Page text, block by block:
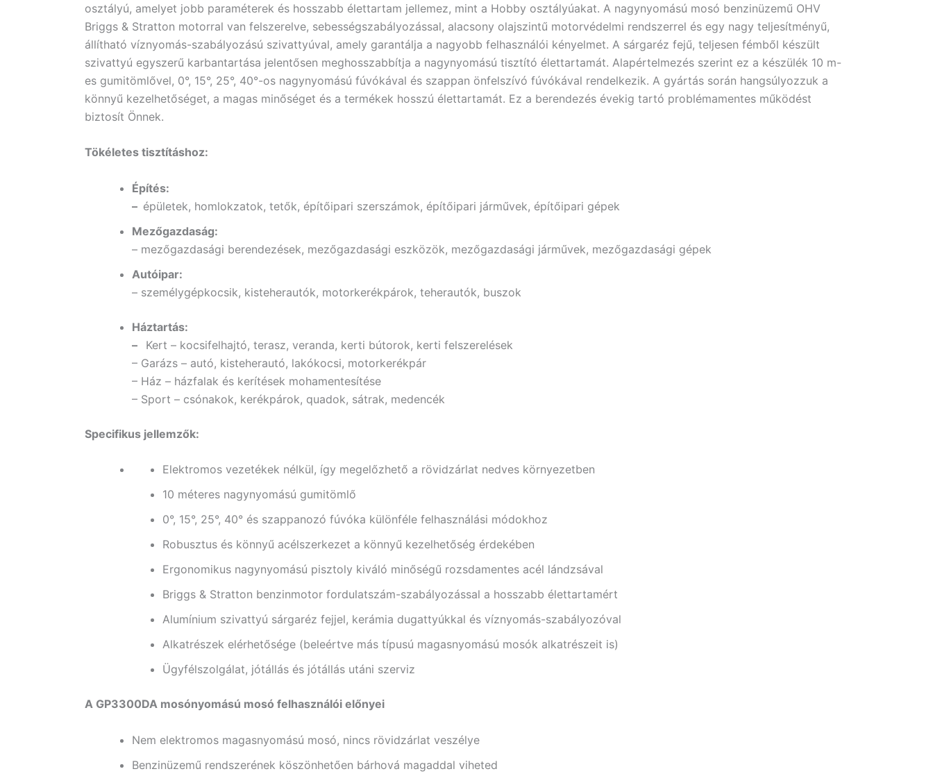
osztályú, amelyet jobb paraméterek és hosszabb élettartam jellemez, mint a Hobby osztályúakat. A nagynyomású mosó benzinüzemű OHV
Briggs & Stratton motorral van felszerelve, sebességszabályozással, alacsony olajszintű motorvédelmi rendszerrel és egy nagy teljesítményű,
állítható víznyomás-szabályozású szivattyúval, amely garantálja a nagyobb felhasználói kényelmet. A sárgaréz fejű, teljesen fémből készült
szivattyú egyszerű karbantartása jelentősen meghosszabbítja a nagynyomású tisztító élettartamát. Alapértelmezés szerint ez a készülék 10 m-
es gumitömlővel, 0°, 15°, 25°, 40°-os nagynyomású fúvókával és szappan önfelszívó fúvókával rendelkezik. A gyártás során hangsúlyozzuk a
könnyű kezelhetőséget, a magas minőséget és a termékek hosszú élettartamát. Ez a berendezés évekig tartó problémamentes működést
biztosít Önnek.
Tökéletes tisztításhoz:
Építés:
– épületek, homlokzatok, tetők, építőipari szerszámok, építőipari járművek, építőipari gépek
Mezőgazdaság:
– mezőgazdasági berendezések, mezőgazdasági eszközök, mezőgazdasági járművek, mezőgazdasági gépek
Autóipar:
– személygépkocsik, kisteherautók, motorkerékpárok, teherautók, buszok
Háztartás:
– Kert – kocsifelhajtó, terasz, veranda, kerti bútorok, kerti felszerelések
– Garázs – autó, kisteherautó, lakókocsi, motorkerékpár
– Ház – házfalak és kerítések mohamentesítése
– Sport – csónakok, kerékpárok, quadok, sátrak, medencék
Specifikus jellemzők:
Elektromos vezetékek nélkül, így megelőzhető a rövidzárlat nedves környezetben
10 méteres nagynyomású gumitömlő
0°, 15°, 25°, 40° és szappanozó fúvóka különféle felhasználási módokhoz
Robusztus és könnyű acélszerkezet a könnyű kezelhetőség érdekében
Ergonomikus nagynyomású pisztoly kiváló minőségű rozsdamentes acél lándzsával
Briggs & Stratton benzinmotor fordulatszám-szabályozással a hosszabb élettartamért
Alumínium szivattyú sárgaréz fejjel, kerámia dugattyúkkal és víznyomás-szabályozóval
Alkatrészek elérhetősége (beleértve más típusú magasnyomású mosók alkatrészeit is)
Ügyfélszolgálat, jótállás és jótállás utáni szerviz
A GP3300DA mosónyomású mosó felhasználói előnyei
Nem elektromos magasnyomású mosó, nincs rövidzárlat veszélye
Benzinüzemű rendszerének köszönhetően bárhová magaddal viheted